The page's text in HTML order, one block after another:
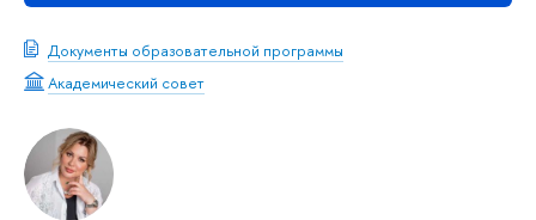
Документы образовательной программы
Академический совет